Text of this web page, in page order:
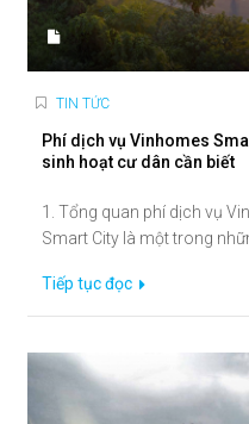
TIN TỨC
Phí dịch vụ Vinhomes
sinh hoạt cư dân cần biết
1. Tổng quan phí dịch vụ
Smart City là một trong
Tiếp tục đọc